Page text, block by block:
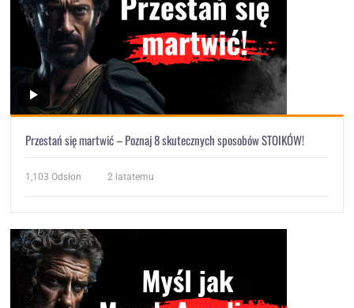
Przestań się martwić – Poznaj 8 skutecznych sposobów STOIKÓW!
1,103 Odsłon 2 latatemu